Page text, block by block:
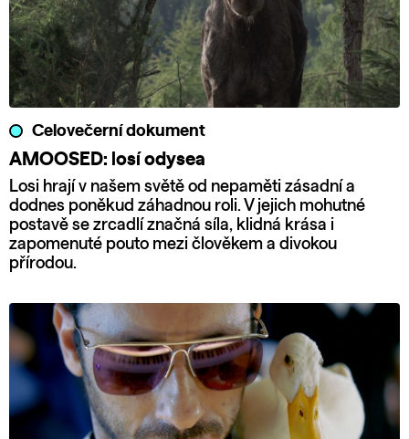
Celovečerní dokument
AMOOSED: losí odysea
Losi hrají v našem světě od nepaměti zásadní a
dodnes poněkud záhadnou roli. V jejich mohutné
postavě se zrcadlí značná síla, klidná krása i
zapomenuté pouto mezi člověkem a divokou
přírodou.